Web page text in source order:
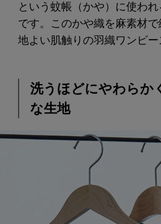
という蚊帳（かや）に使わ
です。このかや織を麻素材
地よい肌触りの羽織ワンピー
洗うほどにやわらか
な生地